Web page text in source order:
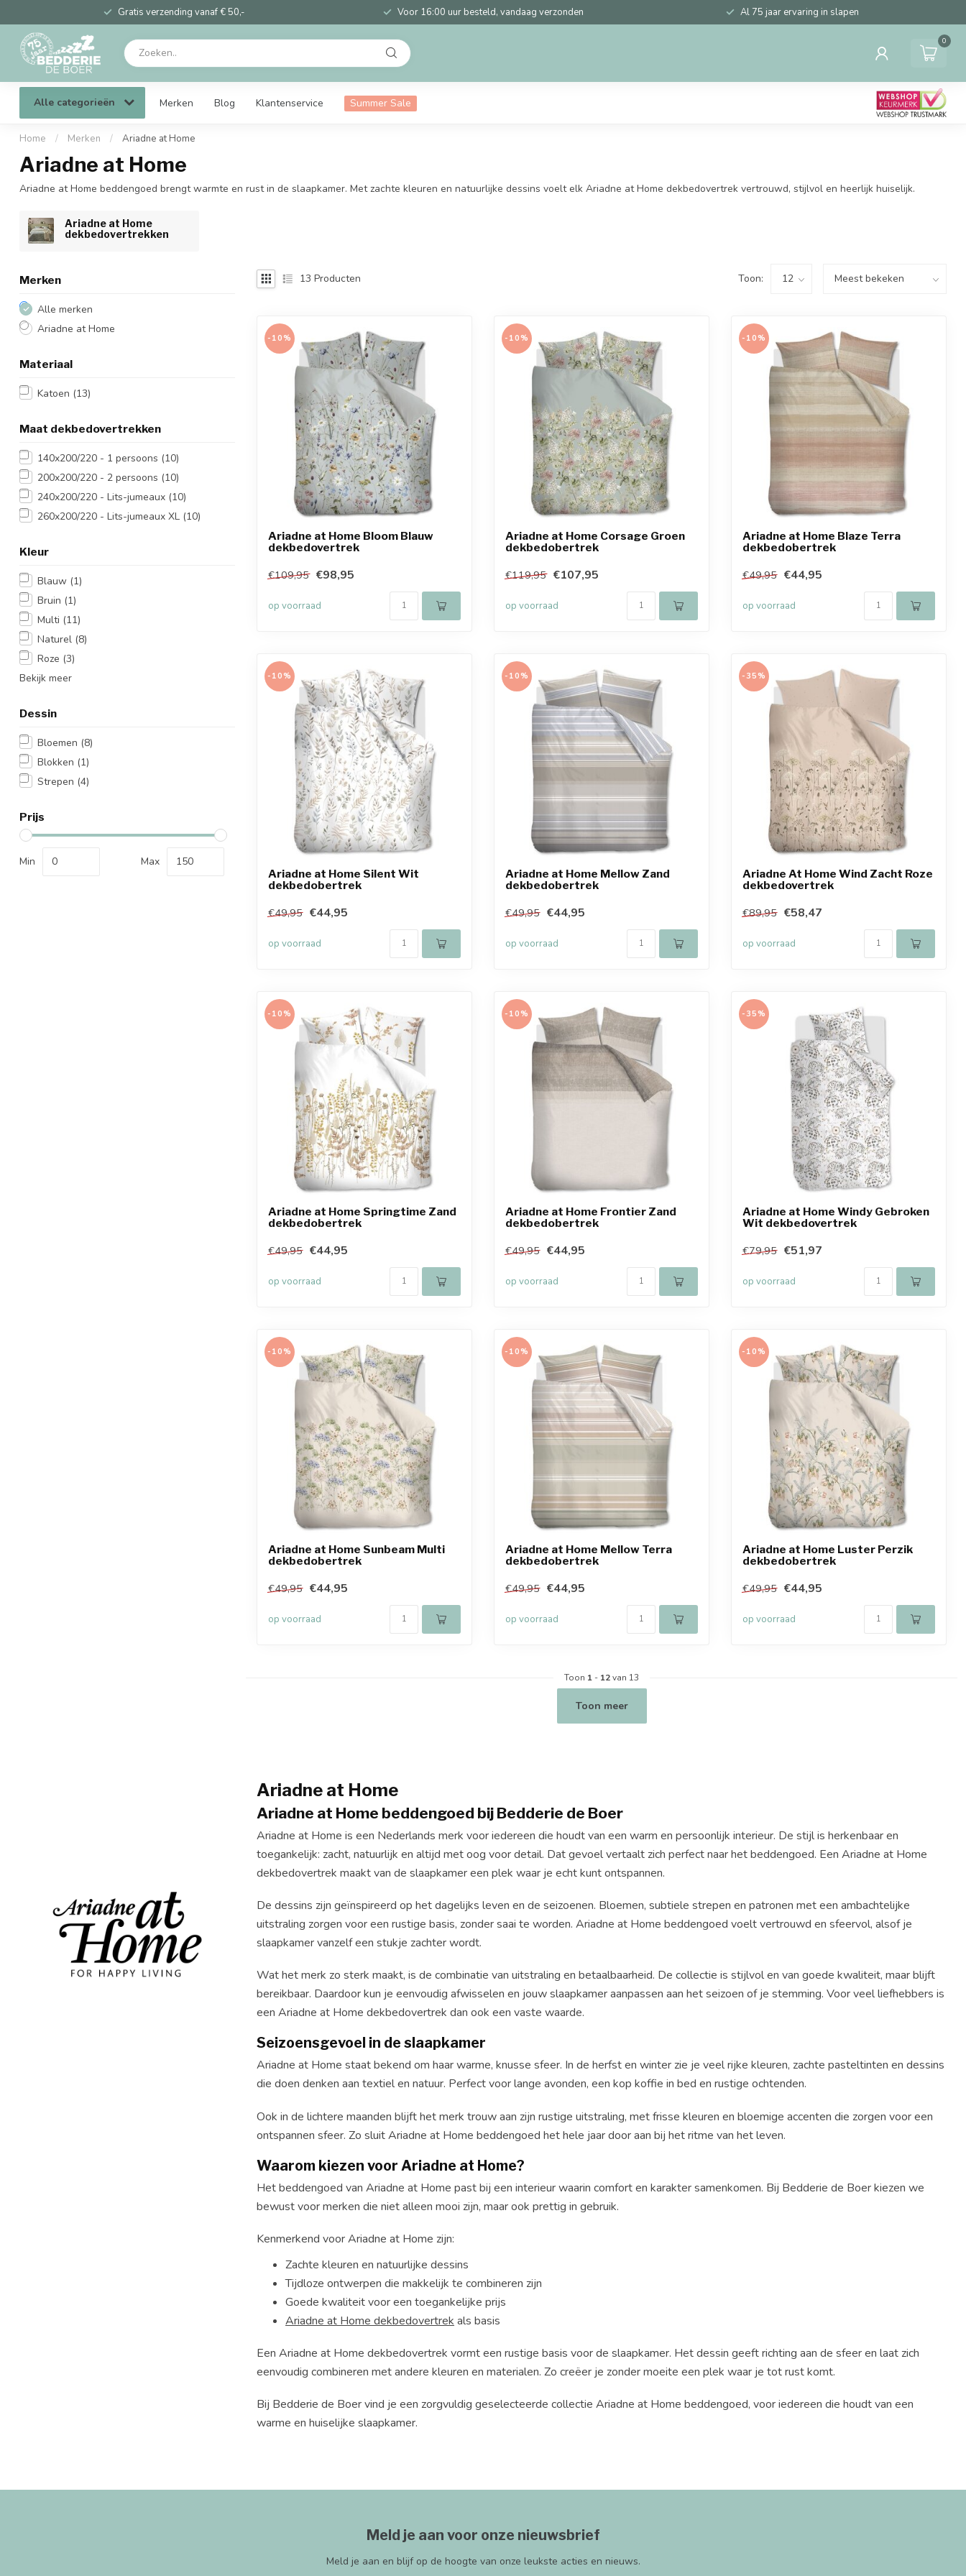
Gratis verzending vanaf € 50,- Voor 16:00 uur besteld, vandaag verzonden Al 75 jaar ervaring in slapen
0
Alle categorieën Merken Blog Klantenservice Summer Sale
Home / Merken / Ariadne at Home
Ariadne at Home
Ariadne at Home beddengoed brengt warmte en rust in de slaapkamer. Met zachte kleuren en natuurlijke dessins voelt elk Ariadne at Home dekbedovertrek vertrouwd, stijlvol en heerlijk huiselijk.
Ariadne at Home
dekbedovertrekken
Merken
Alle merken
Ariadne at Home
Materiaal
Katoen (13)
Maat dekbedovertrekken
140x200/220 - 1 persoons (10)
200x200/220 - 2 persoons (10)
240x200/220 - Lits-jumeaux (10)
260x200/220 - Lits-jumeaux XL (10)
Kleur
Blauw (1)
Bruin (1)
Multi (11)
Naturel (8)
Roze (3)
Bekijk meer
Dessin
Bloemen (8)
Blokken (1)
Strepen (4)
Prijs
Min Max
13 Producten Toon:
-10%
Ariadne at Home Bloom Blauw
dekbedovertrek
€109,95 €98,95
op voorraad
-10%
Ariadne at Home Corsage Groen
dekbedobertrek
€119,95 €107,95
op voorraad
-10%
Ariadne at Home Blaze Terra
dekbedobertrek
€49,95 €44,95
op voorraad
-10%
Ariadne at Home Silent Wit
dekbedobertrek
€49,95 €44,95
op voorraad
-10%
Ariadne at Home Mellow Zand
dekbedobertrek
€49,95 €44,95
op voorraad
-35%
Ariadne At Home Wind Zacht Roze
dekbedovertrek
€89,95 €58,47
op voorraad
-10%
Ariadne at Home Springtime Zand
dekbedobertrek
€49,95 €44,95
op voorraad
-10%
Ariadne at Home Frontier Zand
dekbedobertrek
€49,95 €44,95
op voorraad
-35%
Ariadne at Home Windy Gebroken
Wit dekbedovertrek
€79,95 €51,97
op voorraad
-10%
Ariadne at Home Sunbeam Multi
dekbedobertrek
€49,95 €44,95
op voorraad
-10%
Ariadne at Home Mellow Terra
dekbedobertrek
€49,95 €44,95
op voorraad
-10%
Ariadne at Home Luster Perzik
dekbedobertrek
€49,95 €44,95
op voorraad
Toon 1 - 12van 13
Toon meer
Ariadne at Home
Ariadne at Home beddengoed bij Bedderie de Boer
Ariadne at Home is een Nederlands merk voor iedereen die houdt van een warm en persoonlijk interieur. De stijl is herkenbaar en
toegankelijk: zacht, natuurlijk en altijd met oog voor detail. Dat gevoel vertaalt zich perfect naar het beddengoed. Een Ariadne at Home
dekbedovertrek maakt van de slaapkamer een plek waar je echt kunt ontspannen.
De dessins zijn geïnspireerd op het dagelijks leven en de seizoenen. Bloemen, subtiele strepen en patronen met een ambachtelijke
uitstraling zorgen voor een rustige basis, zonder saai te worden. Ariadne at Home beddengoed voelt vertrouwd en sfeervol, alsof je
slaapkamer vanzelf een stukje zachter wordt.
Wat het merk zo sterk maakt, is de combinatie van uitstraling en betaalbaarheid. De collectie is stijlvol en van goede kwaliteit, maar blijft
bereikbaar. Daardoor kun je eenvoudig afwisselen en jouw slaapkamer aanpassen aan het seizoen of je stemming. Voor veel liefhebbers is
een Ariadne at Home dekbedovertrek dan ook een vaste waarde.
Seizoensgevoel in de slaapkamer
Ariadne at Home staat bekend om haar warme, knusse sfeer. In de herfst en winter zie je veel rijke kleuren, zachte pasteltinten en dessins
die doen denken aan textiel en natuur. Perfect voor lange avonden, een kop koffie in bed en rustige ochtenden.
Ook in de lichtere maanden blijft het merk trouw aan zijn rustige uitstraling, met frisse kleuren en bloemige accenten die zorgen voor een
ontspannen sfeer. Zo sluit Ariadne at Home beddengoed het hele jaar door aan bij het ritme van het leven.
Waarom kiezen voor Ariadne at Home?
Het beddengoed van Ariadne at Home past bij een interieur waarin comfort en karakter samenkomen. Bij Bedderie de Boer kiezen we
bewust voor merken die niet alleen mooi zijn, maar ook prettig in gebruik.
Kenmerkend voor Ariadne at Home zijn:
Zachte kleuren en natuurlijke dessins
Tijdloze ontwerpen die makkelijk te combineren zijn
Goede kwaliteit voor een toegankelijke prijs
Ariadne at Home dekbedovertrek als basis
Een Ariadne at Home dekbedovertrek vormt een rustige basis voor de slaapkamer. Het dessin geeft richting aan de sfeer en laat zich
eenvoudig combineren met andere kleuren en materialen. Zo creëer je zonder moeite een plek waar je tot rust komt.
Bij Bedderie de Boer vind je een zorgvuldig geselecteerde collectie Ariadne at Home beddengoed, voor iedereen die houdt van een
warme en huiselijke slaapkamer.
Meld je aan voor onze nieuwsbrief
Meld je aan en blijf op de hoogte van onze leukste acties en nieuws.